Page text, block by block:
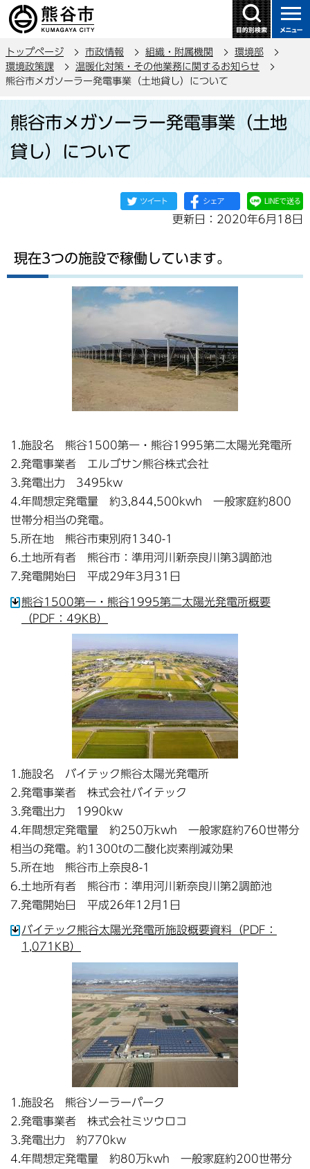
の
ー
ジ
トップページ 市政情報 組織・附属機関
環境部
環境政策課
温暖化対策・その他業務に関するお知らせ
熊谷市メガソーラー発電事業（土地貸し）について
か
熊谷市メガソーラー発電事業（土地
貸し）について
更新日：2020年6月18日
現在3つの施設で稼働しています。
1.施設名 熊谷1500第一・熊谷1995第二太陽光発電所
2.発電事業者 エルゴサン熊谷株式会社
3.発電出力 3495kw
4.年間想定発電量 約3,844,500kwh 一般家庭約800
世帯分相当の発電。
5.所在地 熊谷市東別府1340-1
6.土地所有者 熊谷市：準用河川新奈良川第3調節池
7.発電開始日 平成29年3月31日
熊谷1500第一・熊谷1995第二太陽光発電所概要
（PDF：49KB）
1.施設名 バイテック熊谷太陽光発電所
2.発電事業者 株式会社バイテック
3.発電出力 1990kw
4.年間想定発電量 約250万kwh 一般家庭約760世帯分
相当の発電。約1300tの二酸化炭素削減効果
5.所在地 熊谷市上奈良8-1
6.土地所有者 熊谷市：準用河川新奈良川第2調節池
7.発電開始日 平成26年12月1日
バイテック熊谷太陽光発電所施設概要資料（PDF：
1,071KB）
1.施設名 熊谷ソーラーパーク
2.発電事業者 株式会社ミツウロコ
3.発電出力 約770kw
4.年間想定発電量 約80万kwh 一般家庭約200世帯分